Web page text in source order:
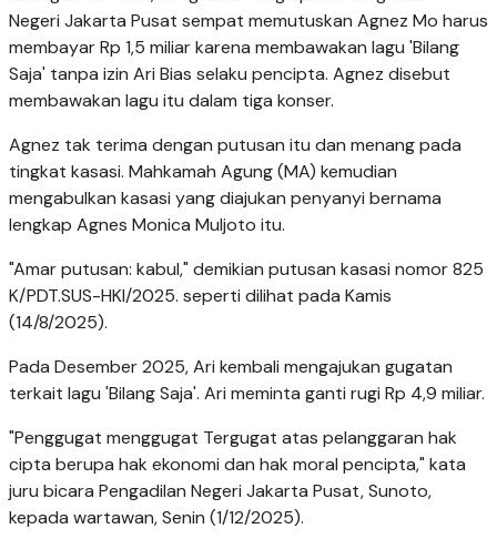
Negeri Jakarta Pusat sempat memutuskan Agnez Mo harus
membayar Rp 1,5 miliar karena membawakan lagu 'Bilang
Saja' tanpa izin Ari Bias selaku pencipta. Agnez disebut
membawakan lagu itu dalam tiga konser.
Agnez tak terima dengan putusan itu dan menang pada
tingkat kasasi. Mahkamah Agung (MA) kemudian
mengabulkan kasasi yang diajukan penyanyi bernama
lengkap Agnes Monica Muljoto itu.
"Amar putusan: kabul," demikian putusan kasasi nomor 825
K/PDT.SUS-HKI/2025. seperti dilihat pada Kamis
(14/8/2025).
Pada Desember 2025, Ari kembali mengajukan gugatan
terkait lagu 'Bilang Saja'. Ari meminta ganti rugi Rp 4,9 miliar.
"Penggugat menggugat Tergugat atas pelanggaran hak
cipta berupa hak ekonomi dan hak moral pencipta," kata
juru bicara Pengadilan Negeri Jakarta Pusat, Sunoto,
kepada wartawan, Senin (1/12/2025).